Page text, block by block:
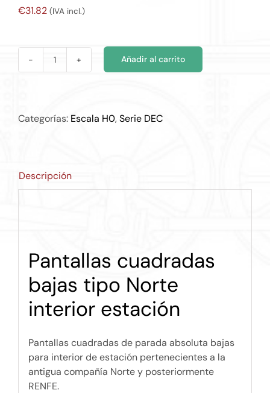
€31.82 (IVA incl.)
DEC
Añadir al carrito
Categorías: Escala H0,Serie DEC
Descripción
Pantallas cuadradas
bajas tipo Norte
interior estación
Pantallas cuadradas de parada absoluta bajas
para interior de estación pertenecientes a la
antigua compañía Norte y posteriormente
RENFE.